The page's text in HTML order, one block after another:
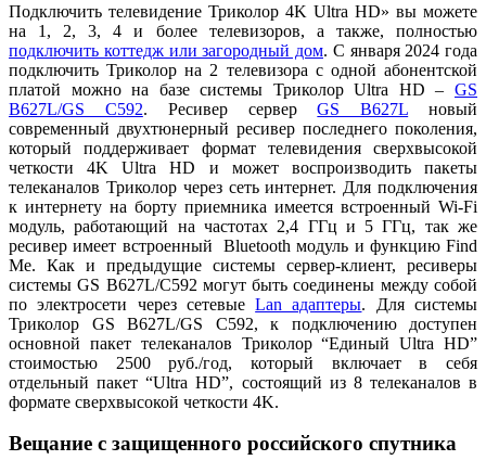
Подключить телевидение Триколор 4K Ultra HD» вы можете
на 1, 2, 3, 4 и более телевизоров, а также, полностью
подключить коттедж или загородный дом. С января 2024 года
подключить Триколор на 2 телевизора с одной абонентской
платой можно на базе системы Триколор Ultra HD – GS
B627L/GS C592. Ресивер серверGS B627L новый
современный двухтюнерный ресивер последнего поколения,
который поддерживает формат телевидения сверхвысокой
четкости 4K Ultra HD и может воспроизводить пакеты
телеканалов Триколор через сеть интернет. Для подключения
к интернету на борту приемника имеется встроенный Wi-Fi
модуль, работающий на частотах 2,4 ГГц и 5 ГГц, так же
ресивер имеет встроенный Bluetooth модуль и функцию Find
Me. Как и предыдущие системы сервер-клиент, ресиверы
системы GS B627L/C592 могут быть соединены между собой
по электросети через сетевыеLan адаптеры. Для системы
Триколор GS B627L/GS C592, к подключению доступен
основной пакет телеканалов Триколор “Единый Ultra HD”
стоимостью 2500 руб./год, который включает в себя
отдельный пакет “Ultra HD”, состоящий из 8 телеканалов в
формате сверхвысокой четкости 4K.
Вещание с защищенного российского спутника